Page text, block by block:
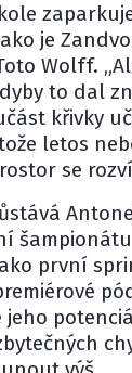
je
Wolff.
to dal
křivky
letos
se
první